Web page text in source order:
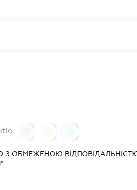
З ОБМЕЖЕНОЮ